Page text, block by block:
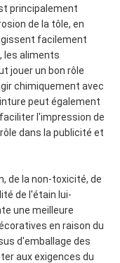
principalement
de la tôle, en
facilement
les aliments
jouer un bon rôle
chimiquement avec
peut également
l'impression de
dans la publicité et
de la non-toxicité, de
de l'étain lui-
une meilleure
en raison du
d'emballage des
aux exigences du